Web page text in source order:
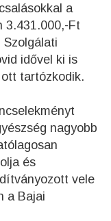
a
3.431.000,-Ft
idővel ki is
tartózkodik.
nagyobb
és
vele
a Bajai